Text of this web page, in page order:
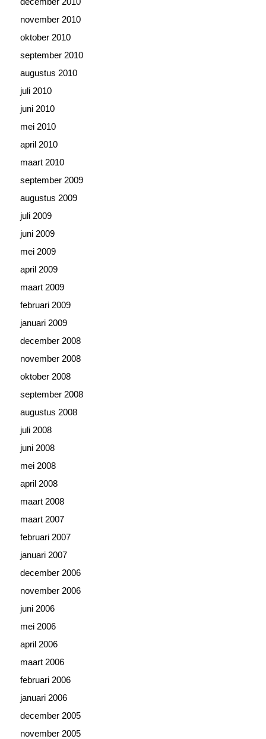
november 2010
oktober 2010
september 2010
augustus 2010
juli 2010
juni 2010
mei 2010
april 2010
maart 2010
september 2009
augustus 2009
juli 2009
juni 2009
mei 2009
april 2009
maart 2009
februari 2009
januari 2009
december 2008
november 2008
oktober 2008
september 2008
augustus 2008
juli 2008
juni 2008
mei 2008
april 2008
maart 2008
maart 2007
februari 2007
januari 2007
december 2006
november 2006
juni 2006
mei 2006
april 2006
maart 2006
februari 2006
januari 2006
december 2005
november 2005